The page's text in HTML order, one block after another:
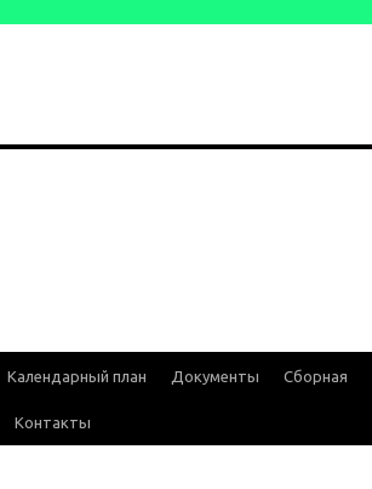
Календарный план Документы Сборная
Контакты